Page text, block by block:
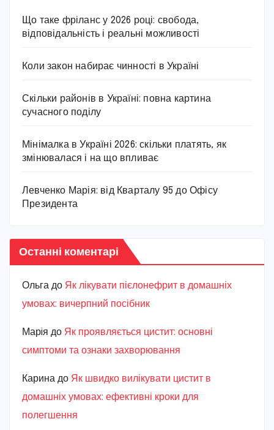
Що таке фріланс у 2026 році: свобода,
відповідальність і реальні можливості
Коли закон набирає чинності в Україні
Скільки районів в Україні: повна картина
сучасного поділу
Мінімалка в Україні 2026: скільки платять, як
змінювалася і на що впливає
Левченко Марія: від Кварталу 95 до Офісу
Президента
Останні коментарі
Ольга до Як лікувати пієлонефрит в домашніх
умовах: вичерпний посібник
Марiя до Як проявляється цистит: основні
симптоми та ознаки захворювання
Карина до Як швидко вилікувати цистит в
домашніх умовах: ефективні кроки для
полегшення